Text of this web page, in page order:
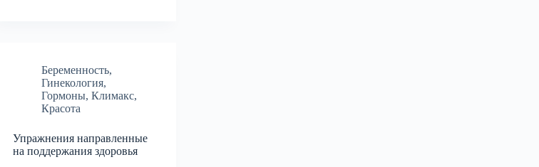
Беременность,
Гинекология,
Гормоны,Климакс,
Красота
Упражнения направленные
на поддержания здоровья